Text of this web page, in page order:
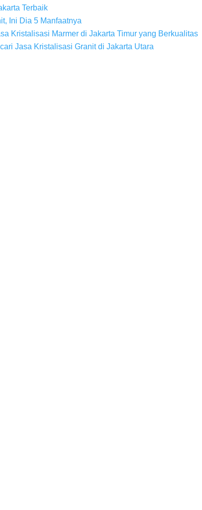
Terbaik
Ini Dia 5 Manfaatnya
Kristalisasi Marmer di Jakarta Timur yang Berkualitas
Jasa Kristalisasi Granit di Jakarta Utara